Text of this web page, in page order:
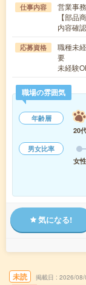
仕事内容
営業事務
【部品
内容確
応募資格
職種未
要
未経験
職場の雰囲気
年齢層
20
男女比率
女性
気になる!
未読 掲載日 2026/08/